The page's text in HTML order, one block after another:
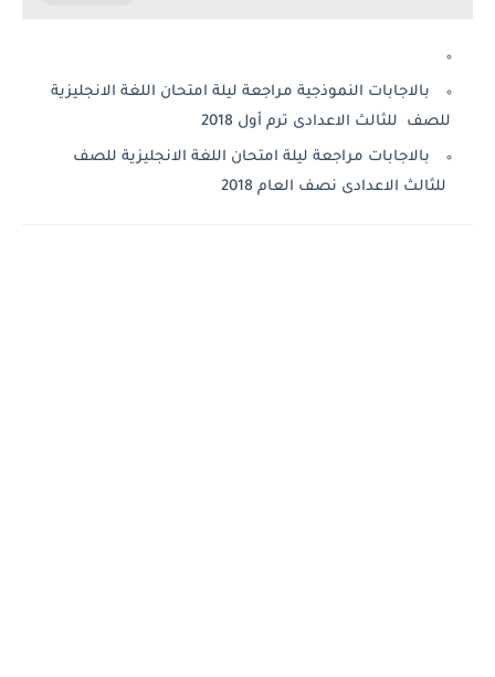
بالاجابات النموذجية مراجعة ليلة امتحان اللغة الانجليزية
للصف للثالث الاعدادى ترم أول 2018
بالاجابات مراجعة ليلة امتحان اللغة الانجليزية للصف
للثالث الاعدادى نصف العام 2018